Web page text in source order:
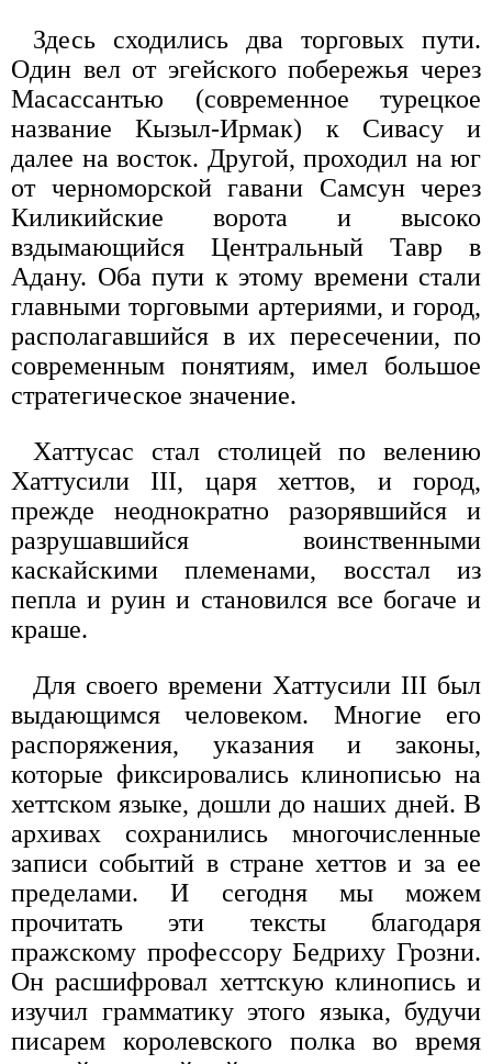
Здесь сходились два торговых пути.
Один вел от эгейского побережья через
Масассантью (современное турецкое
название Кызыл-Ирмак) к Сивасу и
далее на восток. Другой, проходил на юг
от черноморской гавани Самсун через
Киликийские ворота и высоко
вздымающийся Центральный Тавр в
Адану. Оба пути к этому времени стали
главными торговыми артериями, и город,
располагавшийся в их пересечении, по
современным понятиям, имел большое
стратегическое значение.
Хаттусас стал столицей по велению
Хаттусили III, царя хеттов, и город,
прежде неоднократно разорявшийся и
разрушавшийся воинственными
каскайскими племенами, восстал из
пепла и руин и становился все богаче и
краше.
Для своего времени Хаттусили III был
выдающимся человеком. Многие его
распоряжения, указания и законы,
которые фиксировались клинописью на
хеттском языке, дошли до наших дней. В
архивах сохранились многочисленные
записи событий в стране хеттов и за ее
пределами. И сегодня мы можем
прочитать эти тексты благодаря
пражскому профессору Бедриху Грозни.
Он расшифровал хеттскую клинопись и
изучил грамматику этого языка, будучи
писарем королевского полка во время